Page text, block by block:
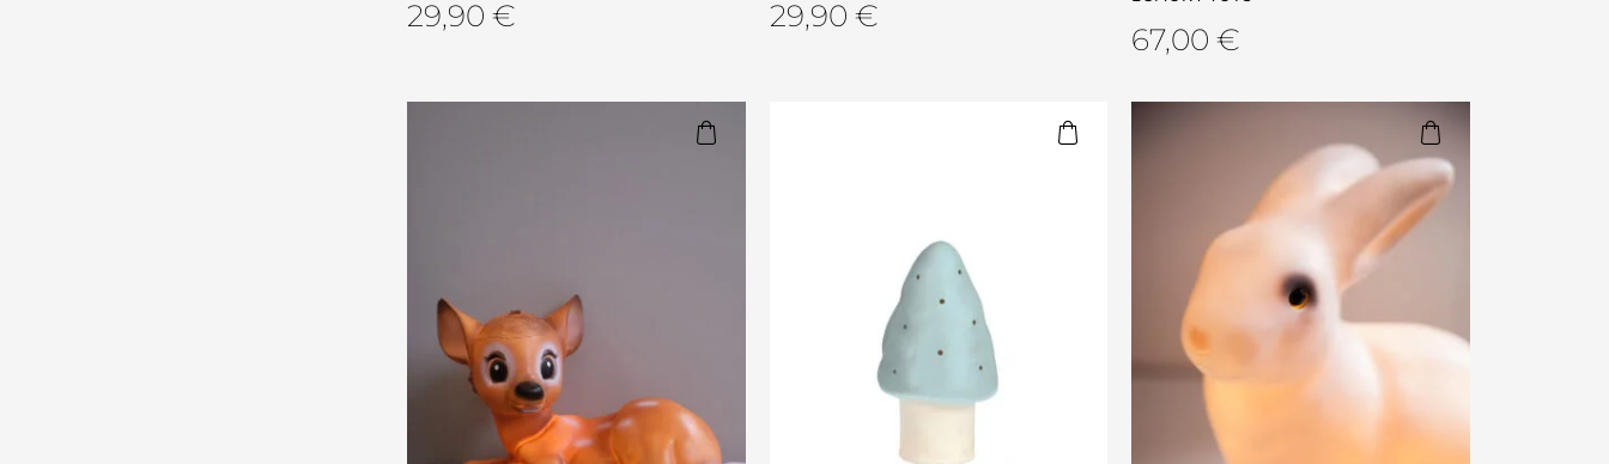
29,90 € 29,90 €
67,00€